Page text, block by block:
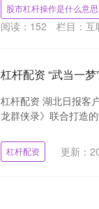
股市杠杆操作是什么意思
阅读： 152 栏目： 互
杠杆配资 “武当一
杠杆配资 湖北日报客
龙群侠录》联合打造
杠杆配资 更新：